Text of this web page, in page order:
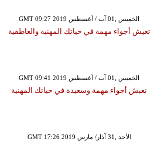
GMT 09:27 2019 الخميس ,01 آب / أغسطس
تعيش أجواء مهمة في حياتك المهنية والعاطفية
GMT 09:41 2019 الخميس ,01 آب / أغسطس
تعيش أجواء مهمة وسعيدة في حياتك المهنية
GMT 17:26 2019 الأحد ,31 آذار/ مارس